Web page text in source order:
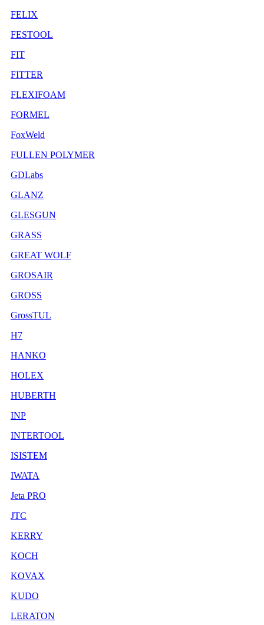
FELIX
FESTOOL
FIT
FITTER
FLEXIFOAM
FORMEL
FoxWeld
FULLEN POLYMER
GDLabs
GLANZ
GLESGUN
GRASS
GREAT WOLF
GROSAIR
GROSS
GrossTUL
H7
HANKO
HOLEX
HUBERTH
INP
INTERTOOL
ISISTEM
IWATA
Jeta PRO
JTC
KERRY
KOCH
KOVAX
KUDO
LERATON